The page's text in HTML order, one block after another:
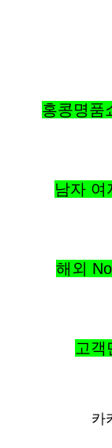
홍콩명품
남자 여
해외
고객
카